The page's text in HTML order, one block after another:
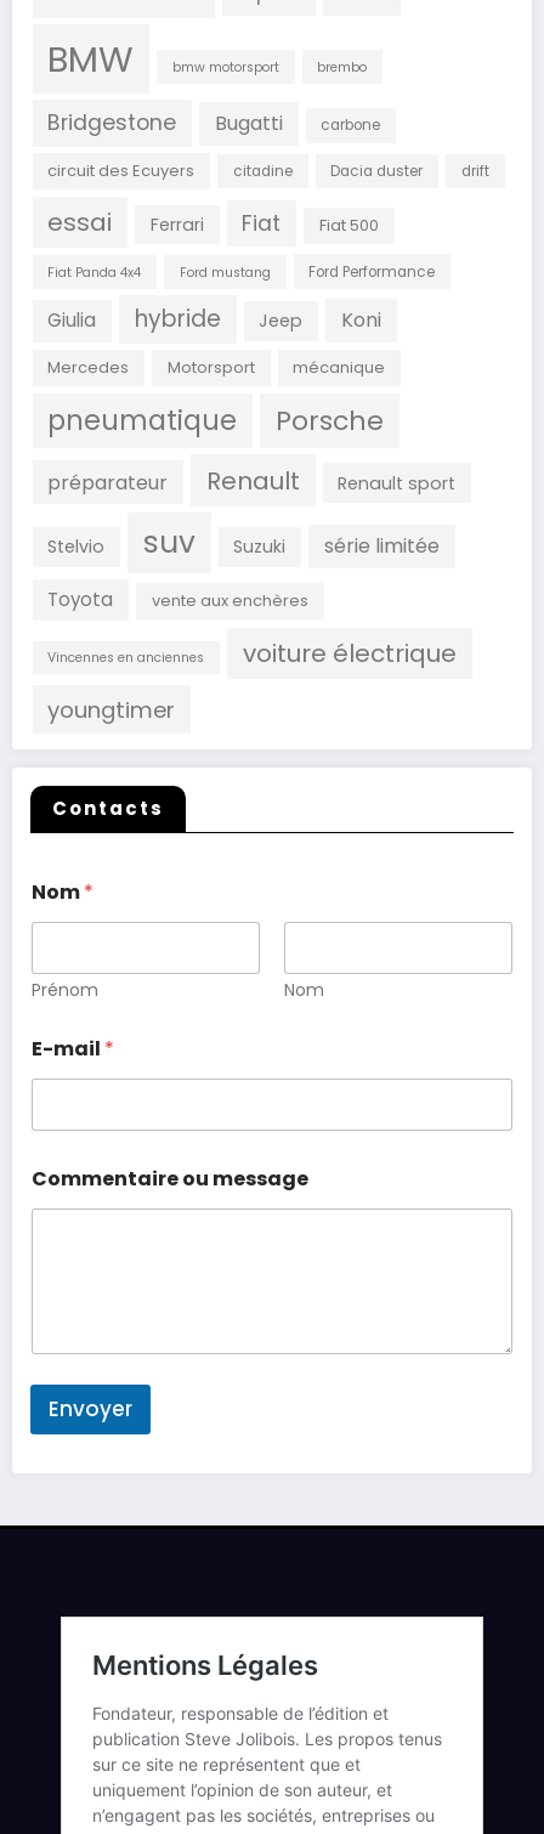
BMW bmw motorsport brembo
Bridgestone Bugatti carbone
circuit des Ecuyers citadine Dacia duster drift
essai Ferrari Fiat Fiat 500
Fiat Panda 4x4 Ford mustang Ford Performance
Giulia hybride Jeep Koni
Mercedes Motorsport mécanique
pneumatique Porsche
préparateur Renault Renault sport
Stelvio suv Suzuki série limitée
Toyota vente aux enchères
Vincennes en anciennes voiture électrique
youngtimer
Contacts
Nom*
Prénom Nom
E-mail *
Commentaire ou message
Envoyer